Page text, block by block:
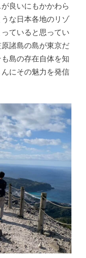
良いにもかかわら
な日本各地のリゾ
ていると思ってい
諸島の島が東京だ
島の存在自体を知
にその魅力を発信